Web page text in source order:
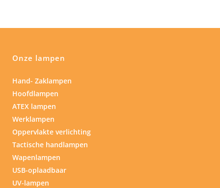
Onze lampen
Hand- Zaklampen
Hoofdlampen
ATEX lampen
Werklampen
Oppervlakte verlichting
Tactische handlampen
Wapenlampen
USB-oplaadbaar
UV-lampen